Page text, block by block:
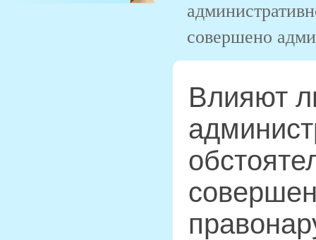
совершено
Влияют